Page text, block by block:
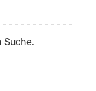
Suche.